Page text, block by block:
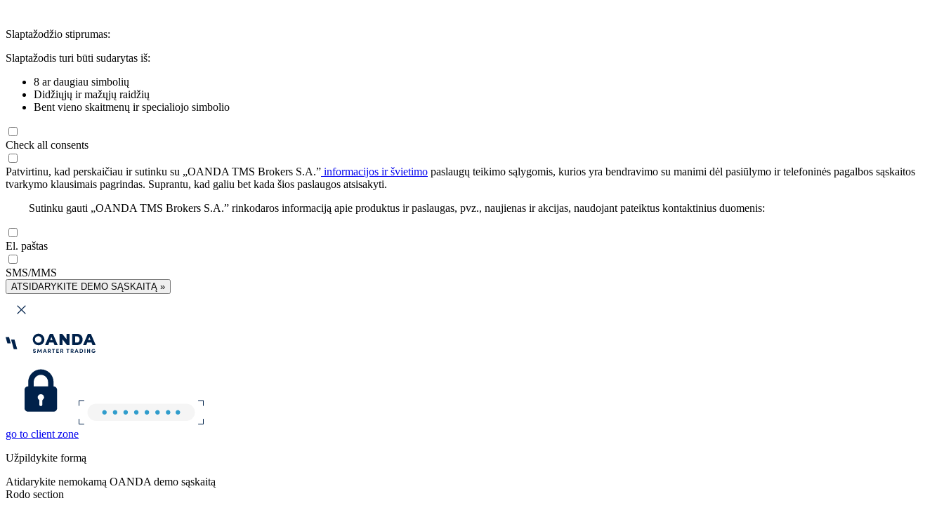
Slaptažodžio stiprumas:
Slaptažodis turi būti sudarytas iš:
8 ar daugiau simbolių
Didžiųjų ir mažųjų raidžių
Bent vieno skaitmenų ir specialiojo simbolio
Check all consents
Patvirtinu, kad perskaičiau ir sutinku su „OANDA TMS Brokers S.A.” informacijos ir švietimo paslaugų teikimo sąlygomis, kurios yra bendravimo su manimi dėl pasiūlymo ir telefoninės pagalbos sąskaitos
tvarkymo klausimais pagrindas. Suprantu, kad galiu bet kada šios paslaugos atsisakyti.
Sutinku gauti „OANDA TMS Brokers S.A.” rinkodaros informaciją apie produktus ir paslaugas, pvz., naujienas ir akcijas, naudojant pateiktus kontaktinius duomenis:
El. paštas
SMS/MMS
ATSIDARYKITE DEMO SĄSKAITĄ »
go to client zone
Užpildykite formą
Atidarykite nemokamą OANDA demo sąskaitą
Rodo section